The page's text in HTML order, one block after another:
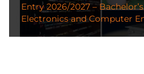
Entry 2026/2027 –
Electronics and Computer